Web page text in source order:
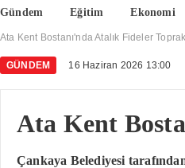
Gündem Eğitim Ekonomi
Ata Kent Bostanı'nda Atalık Fideler
GÜNDEM 16 Haziran 2026 13:00
Ata Kent
Çankaya Belediyesi